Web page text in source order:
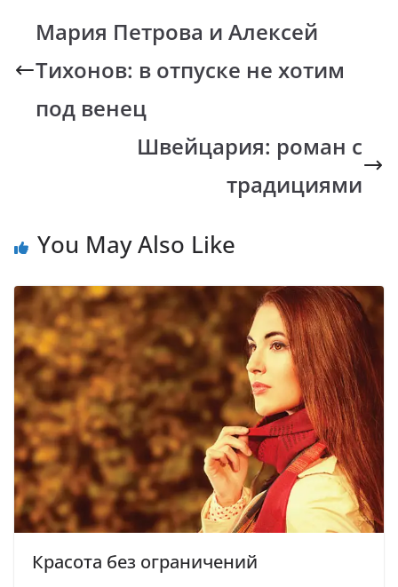
b
o
o
k
s
A
p
p
y
Li
n
k
gr
a
m
Мария Петрова и Алексей
Тихонов: в отпуске не хотим
под венец
Швейцария: роман с
традициями
You May Also Like
Красота без ограничений